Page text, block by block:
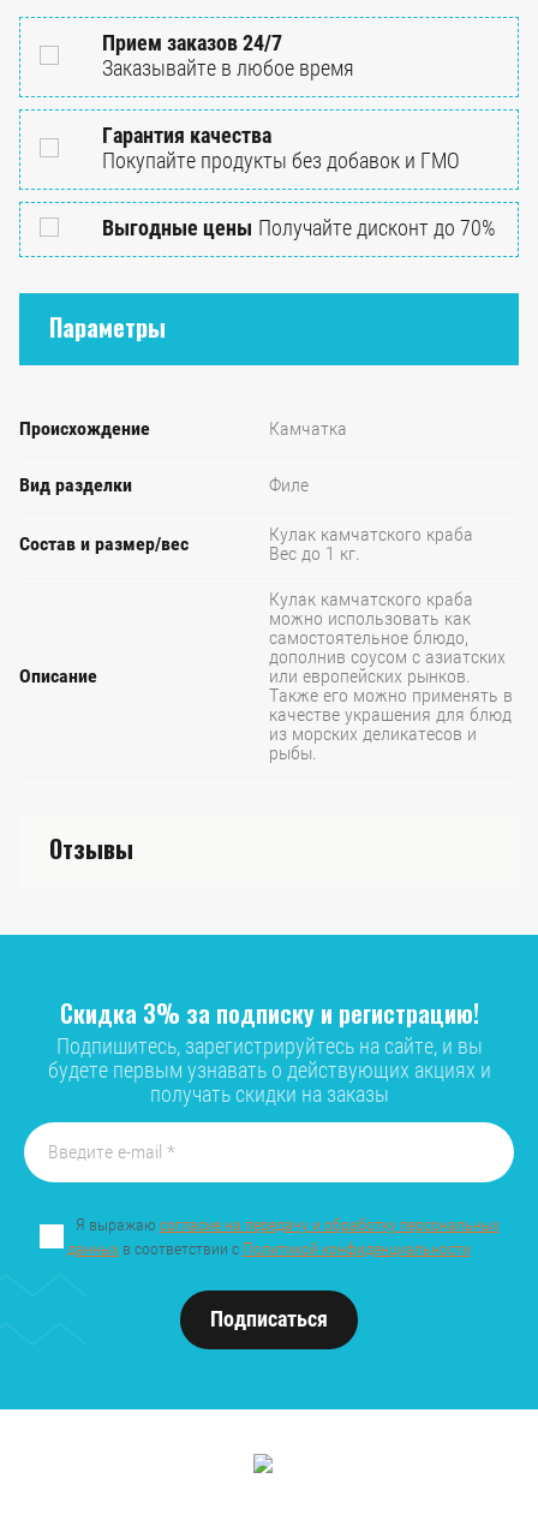
Прием заказов 24/7
Заказывайте в любое время
Гарантия качества
Покупайте продукты без добавок и ГМО
Выгодные цены Получайте дисконт до 70%
Параметры
Происхождение Камчатка
Вид разделки Филе
Состав и размер/вес
Кулак камчатского краба
Вес до 1 кг.
Описание
Кулак камчатского краба
можно использовать как
самостоятельное блюдо,
дополнив соусом с азиатских
или европейских рынков.
Также его можно применять в
качестве украшения для блюд
из морских деликатесов и
рыбы.
Отзывы
Скидка 3% за подписку и регистрацию!
Подпишитесь, зарегистрируйтесь на сайте, и вы
будете первым узнавать о действующих акциях и
получать скидки на заказы
Я выражаю согласие на передачу и обработку персональных
данных в соответствии с Политикой конфиденциальности
Подписаться